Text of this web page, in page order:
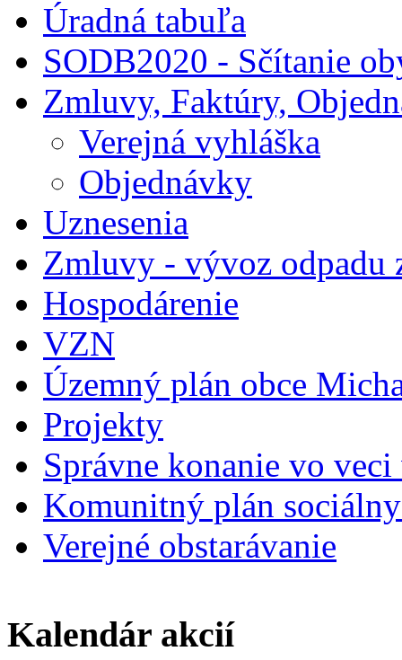
Úradná tabuľa
SODB2020 - Sčítanie
Zmluvy, Faktúry,
Verejná vyhláška
Objednávky
Uznesenia
Zmluvy - vývoz odpadu
Hospodárenie
VZN
Územný plán obce
Projekty
Správne konanie vo
Komunitný plán
Verejné obstarávanie
Kalendár akcií